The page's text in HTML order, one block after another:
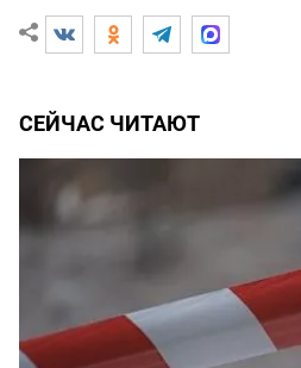
СЕЙЧАС ЧИТАЮТ